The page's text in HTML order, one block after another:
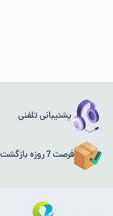
پشتیبانی تلفنی
فرصت 7 روزه بازگشت